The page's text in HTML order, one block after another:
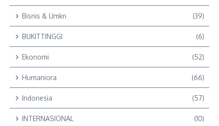
Bisnis & Umkn (39)
BUKITTINGGI (6)
Ekonomi (52)
Humaniora (66)
Indonesia (57)
INTERNASIONAL (10)